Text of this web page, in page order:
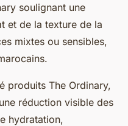
soulignant une
et de la texture de la
mixtes ou sensibles,
produits The Ordinary,
réduction visible des
hydratation,